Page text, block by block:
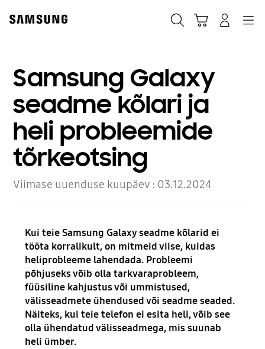
content
accessibility
Samsung Galaxy
seadme kõlari ja
heli probleemide
tõrkeotsing
Viimase uuenduse kuupäev : 03.12.2024
Kui teie Samsung Galaxy seadme kõlarid ei
tööta korralikult, on mitmeid viise, kuidas
heliprobleeme lahendada. Probleemi
põhjuseks võib olla tarkvaraprobleem,
füüsiline kahjustus või ummistused,
välisseadmete ühendused või seadme seaded.
Näiteks, kui teie telefon ei esita heli, võib see
olla ühendatud välisseadmega, mis suunab
heli ümber.